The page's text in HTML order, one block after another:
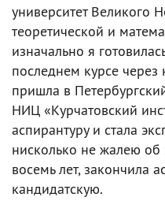
университет Великого
теоретической и
изначально я
последнем курсе
пришла в
НИЦ «Курчатовский
аспирантуру и стала
нисколько не жалею об
восемь лет, закончила
кандидатскую.